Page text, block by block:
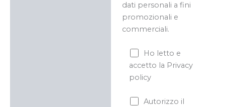
dati personali a fini
promozionali e
commerciali.
Ho letto e
accetto la Privacy
policy
Autorizzo il